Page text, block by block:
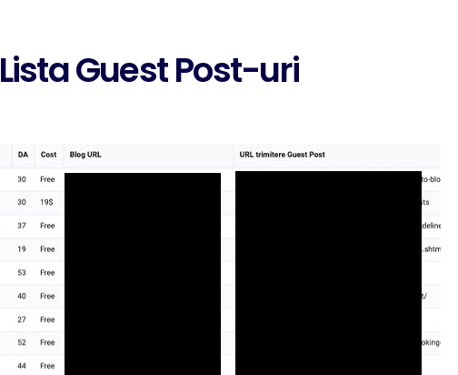
Lista Guest Post-uri